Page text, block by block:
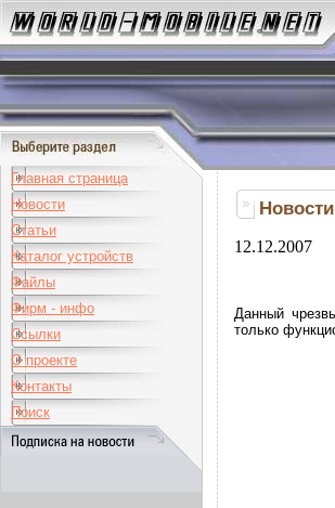
Главная страница
Новости
Статьи
Каталог устройств
Файлы
Фирм - инфо
Ссылки
О проекте
Контакты
Поиск
Новости
12.12.2007
Данный
только